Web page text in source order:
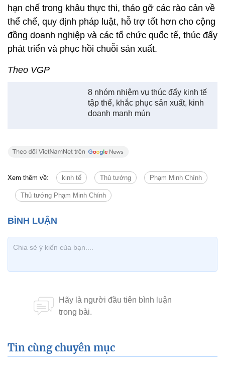
hạn chế trong khâu thực thi, tháo gỡ các rào cản về
thể chế, quy định pháp luật, hỗ trợ tốt hơn cho cộng
đồng doanh nghiệp và các tổ chức quốc tế, thúc đẩy
phát triển và phục hồi chuỗi sản xuất.
Theo VGP
8 nhóm nhiệm vụ thúc đẩy kinh tế
tập thể, khắc phục sản xuất, kinh
doanh manh mún
Xem thêm về: kinh tế Thủ tướng Phạm Minh Chính
Thủ tướng Phạm Minh Chính
Tin cùng chuyên mục